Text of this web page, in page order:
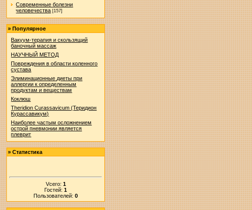
Современные болезни
человечества [157]
»Популярное
Вакуум-терапия и скользящий
баночный массаж
НАУЧНЫЙ МЕТОД
Повреждения в области коленного
сустава
Элиминационные диеты при
аллергии к определенным
продуктам и веществам
Коклюш
Theridion Curassavicum (Теридион
Курассавикум)
Наиболее частым осложнением
острой пневмонии является
плеврит
»Статистика
Vсего: 1
Гостей:1
Пользователей:0